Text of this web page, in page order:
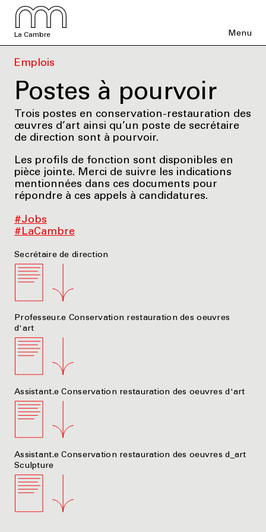
La Cambre Menu
Emplois
Postes à pourvoir
Trois postes en conservation-restauration des
œuvres d’art ainsi qu’un poste de secrétaire
de direction sont à pourvoir.
Les profils de fonction sont disponibles en
pièce jointe. Merci de suivre les indications
mentionnées dans ces documents pour
répondre à ces appels à candidatures.
#Jobs
#LaCambre
Secrétaire de direction
Professeur.e Conservation restauration des oeuvres
d'art
Assistant.e Conservation restauration des oeuvres d'art
Assistant.e Conservation restauration des oeuvres d_art
Sculpture